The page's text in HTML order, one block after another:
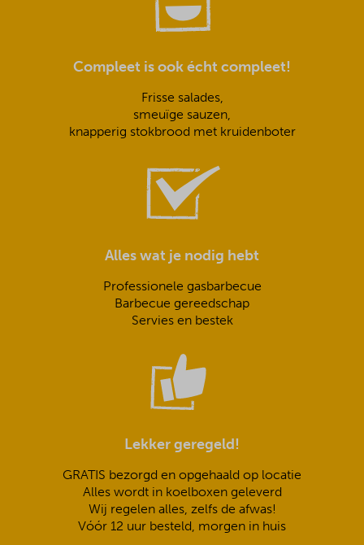
Compleet is ook écht compleet!
Frisse salades,
smeuïge sauzen,
knapperig stokbrood met kruidenboter
Alles wat je nodig hebt
Professionele gasbarbecue
Barbecue gereedschap
Servies en bestek
Lekker geregeld!
GRATIS bezorgd en opgehaald op locatie
Alles wordt in koelboxen geleverd
Wij regelen alles, zelfs de afwas!
Vóór 12 uur besteld, morgen in huis